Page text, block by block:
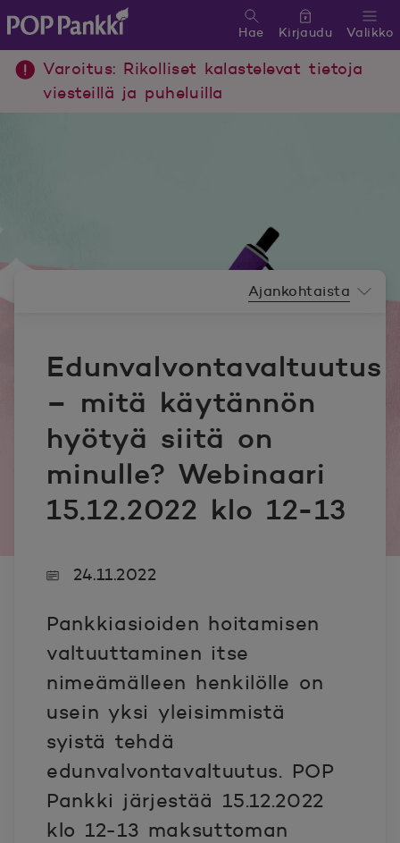
POP Pankki, etusivulle
Valikko
Hae Kirjaudu
Varoitus: Rikolliset kalastelevat tietoja
viesteillä ja puheluilla
Edunvalvontavaltuutus
– mitä käytännön
hyötyä siitä on
minulle? Webinaari
15.12.2022 klo 12-13
Ajankohtaista
24.11.2022
Pankkiasioiden hoitamisen
valtuuttaminen itse
nimeämälleen henkilölle on
usein yksi yleisimmistä
syistä tehdä
edunvalvontavaltuutus. POP
Pankki järjestää 15.12.2022
klo 12-13 maksuttoman